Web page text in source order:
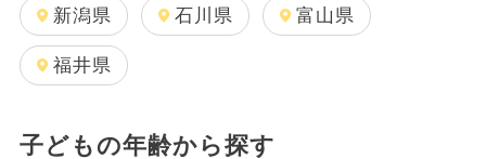
新潟県 石川県 富山県
福井県
子どもの年齢から探す